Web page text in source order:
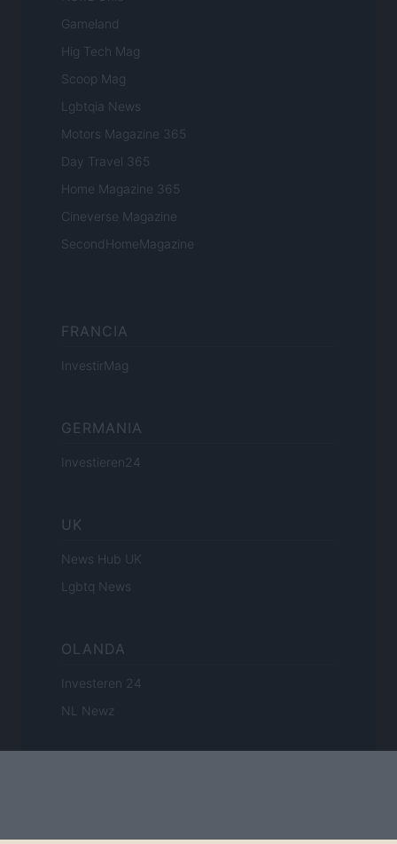
Gameland
Hig Tech Mag
Scoop Mag
Lgbtqia News
Motors Magazine 365
Day Travel 365
Home Magazine 365
Cineverse Magazine
SecondHomeMagazine
FRANCIA
InvestirMag
GERMANIA
Investieren24
UK
News Hub UK
Lgbtq News
OLANDA
Investeren 24
NL Newz